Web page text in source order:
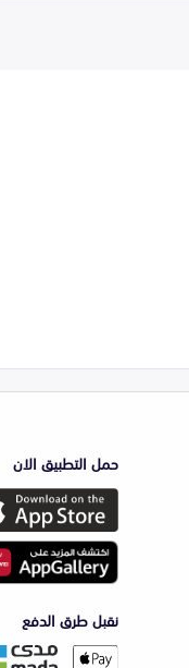
حمل التطبيق الان
نقبل طرق الدفع